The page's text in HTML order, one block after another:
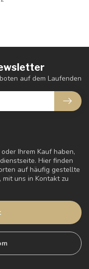
Ihrem Kauf haben,
Hier finden
auf häufig gestellte
uns in Kontakt zu
auf dem Laufenden